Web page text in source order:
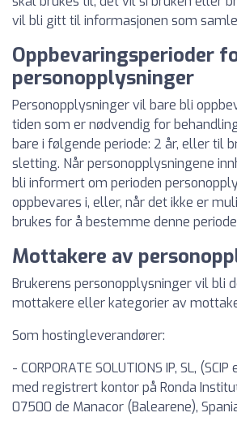
vil bli gitt til informasjonen som
Oppbevaringsperioder
personopplysninger
Personopplysninger vil bare bli
tiden som er nødvendig for
bare i følgende periode: 2 år, eller til
sletting. Når personopplysningene
bli informert om perioden
oppbevares i, eller, når det ikke er
brukes for å bestemme denne
Mottakere av
Brukerens personopplysninger vil bli
mottakere eller kategorier av
Som hostingleverandører:
- CORPORATE SOLUTIONS IP, SL,
med registrert kontor på Ronda
07500 de Manacor (Balearene),